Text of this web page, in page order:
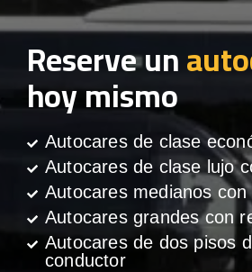
Reserve un
hoy mismo
Autocares de clase
Autocares de clase lujo
Autocares medianos
Autocares grandes con
Autocares de dos pisos
conductor